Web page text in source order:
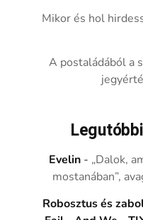
Mikor és hol
A postaládából a
Evelin - „Dalok,
mostanában”,
Robosztus és